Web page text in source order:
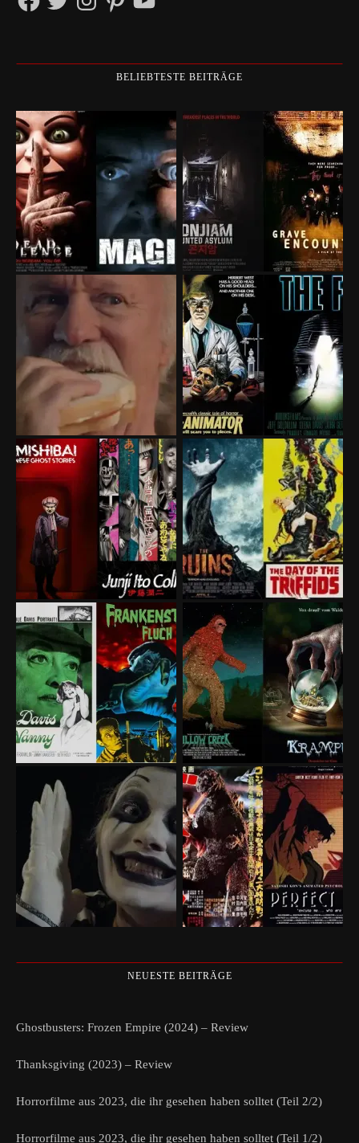
BELIEBTESTE BEITRÄGE
NEUESTE BEITRÄGE
Ghostbusters: Frozen Empire (2024) – Review
Thanksgiving (2023) – Review
Horrorfilme aus 2023, die ihr gesehen haben solltet (Teil 2/2)
Horrorfilme aus 2023, die ihr gesehen haben solltet (Teil 1/2)